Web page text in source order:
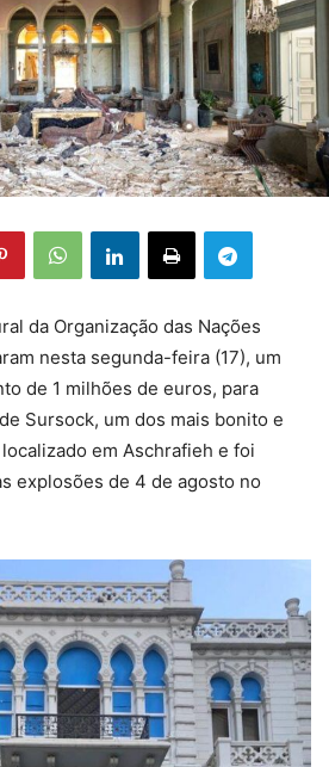
da Organização das Nações
nesta segunda-feira (17), um
de 1 milhões de euros, para
Sursock, um dos mais bonito e
em Aschrafieh e foi
explosões de 4 de agosto no